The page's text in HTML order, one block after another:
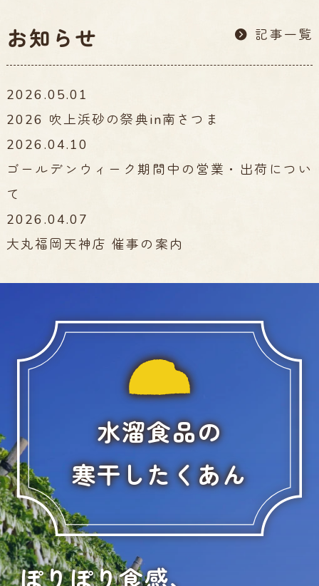
お知らせ 記事一覧
2026.05.01
2026 吹上浜砂の祭典in南さつま
2026.04.10
ゴールデンウィーク期間中の営業・出荷につい
て
2026.04.07
大丸福岡天神店 催事の案内
水溜食品の
寒干したくあん